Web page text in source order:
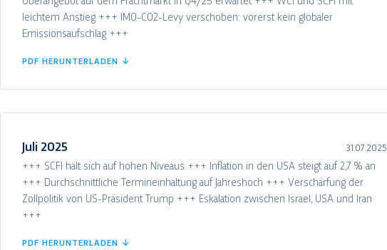
leichtem Anstieg +++ IMO-CO2-Levy verschoben: vorerst kein globaler
Emissionsaufschlag +++
PDF HERUNTERLADEN ↓
Juli 2025 31.07.2025
+++ SCFI hält sich auf hohen Niveaus +++ Inflation in den USA steigt auf 2,7 % an
+++ Durchschnittliche Termineinhaltung auf Jahreshoch +++ Verschärfung der
Zollpolitik von US-Präsident Trump +++ Eskalation zwischen Israel, USA und Iran
+++
PDF HERUNTERLADEN ↓